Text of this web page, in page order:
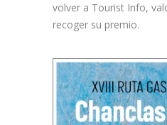
volver a Tourist Info,
recoger su premio.